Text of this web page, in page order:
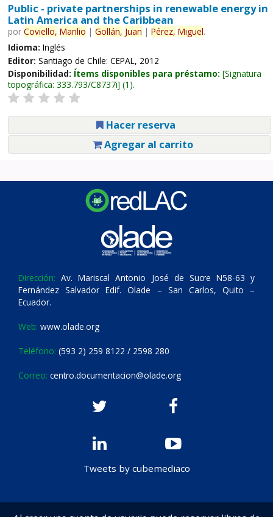
Public - private partnerships in renewable energy in
Latin America and the Caribbean
por Coviello, Manlio | Gollán, Juan | Pérez, Miguel.
Idioma: Inglés
Editor: Santiago de Chile: CEPAL, 2012
Disponibilidad: Ítems disponibles para préstamo: Signatura
topográfica: 333.793/C8737i (1).
Hacer reserva
Agregar al carrito
Dirección: Av. Mariscal Antonio José de Sucre N58-63 y
Fernández Salvador Edif. Olade – San Carlos, Quito –
Ecuador.
Web: www.olade.org
Teléfono: (593 2) 259 8122 / 2598 280
Correo: centro.documentacion@olade.org
Tweets by cubemediaco